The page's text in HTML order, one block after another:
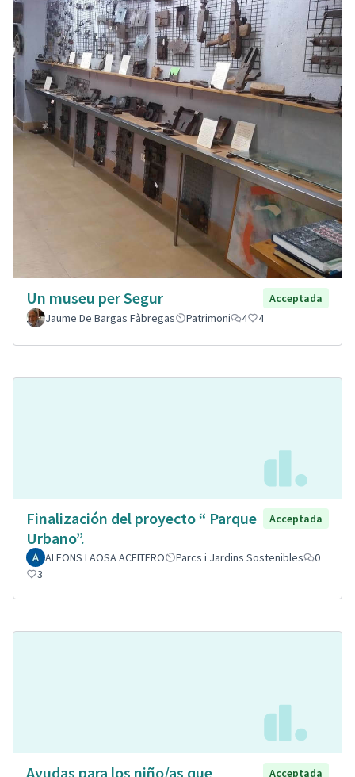
Un museu per Segur
Acceptada
Jaume De Bargas Fàbregas
Patrimoni 4 4
Finalización del proyecto “ Parque
Urbano”.
Acceptada
ALFONS LAOSA ACEITERO Parcs i Jardins Sostenibles
0
3
Ayudas para los niño/as que Acceptada